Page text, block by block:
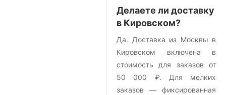
Делаете ли доставку
в Кировском?
Да. Доставка из Москвы в
Кировском включена в
стоимость для заказов от
50 000 ₽. Для мелких
заказов — фиксированная